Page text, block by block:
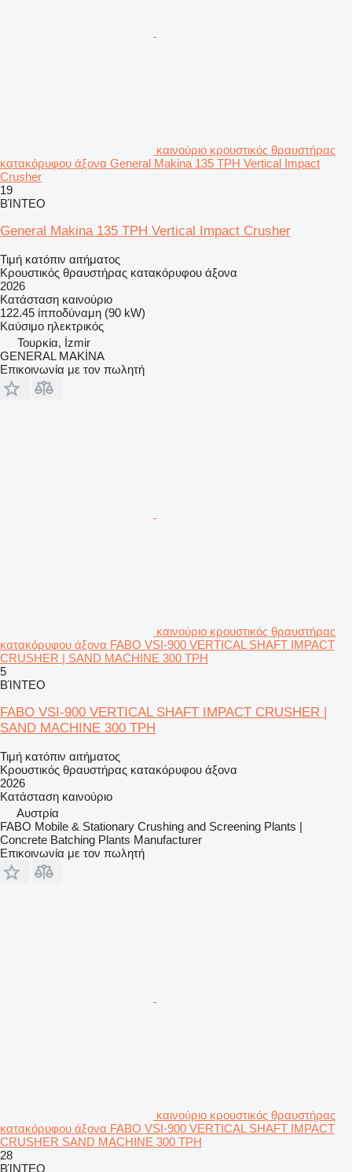
καινούριο κρουστικός θραυστήρας
κατακόρυφου άξονα General Makina 135 TPH Vertical Impact
Crusher
19
ΒΊΝΤΕΟ
General Makina 135 TPH Vertical Impact Crusher
Τιμή κατόπιν αιτήματος
Κρουστικός θραυστήρας κατακόρυφου άξονα
2026
Κατάσταση καινούριο
122.45 ίπποδύναμη (90 kW)
Καύσιμο ηλεκτρικός
Τουρκία, İzmir
GENERAL MAKİNA
Επικοινωνία με τον πωλητή
καινούριο κρουστικός θραυστήρας
κατακόρυφου άξονα FABO VSI-900 VERTICAL SHAFT IMPACT
CRUSHER | SAND MACHINE 300 TPH
5
ΒΊΝΤΕΟ
FABO VSI-900 VERTICAL SHAFT IMPACT CRUSHER |
SAND MACHINE 300 TPH
Τιμή κατόπιν αιτήματος
Κρουστικός θραυστήρας κατακόρυφου άξονα
2026
Κατάσταση καινούριο
Αυστρία
FABO Mobile & Stationary Crushing and Screening Plants |
Concrete Batching Plants Manufacturer
Επικοινωνία με τον πωλητή
καινούριο κρουστικός θραυστήρας
κατακόρυφου άξονα FABO VSI-900 VERTICAL SHAFT IMPACT
CRUSHER SAND MACHINE 300 TPH
28
ΒΊΝΤΕΟ